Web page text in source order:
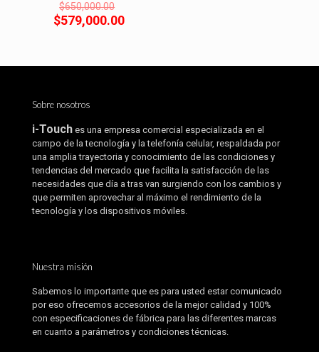
$650,000.00
precio
$579,000.00El
Sobre nosotros
i-Touch es una empresa comercial especializada en el
campo de la tecnología y la telefonía celular, respaldada por
una amplia trayectoria y conocimiento de las condiciones y
tendencias del mercado que facilita la satisfacción de las
necesidades que día a tras van surgiendo con los cambios y
que permiten aprovechar al máximo el rendimiento de la
tecnología y los dispositivos móviles.
Nuestra misión
Sabemos lo importante que es para usted estar comunicado
por eso ofrecemos accesorios de la mejor calidad y 100%
con especificaciones de fábrica para las diferentes marcas
en cuanto a parámetros y condiciones técnicas.